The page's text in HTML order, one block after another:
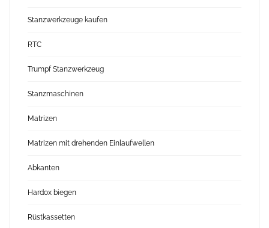
Stanzwerkzeuge kaufen
RTC
Trumpf Stanzwerkzeug
Stanzmaschinen
Matrizen
Matrizen mit drehenden Einlaufwellen
Abkanten
Hardox biegen
Rüstkassetten